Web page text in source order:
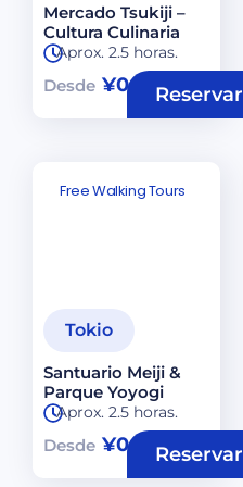
Mercado Tsukiji –
Cultura Culinaria
Aprox. 2.5 horas.
Desde ¥0 Reservar
Free Walking Tours
Tokio
Santuario Meiji &
Parque Yoyogi
Aprox. 2.5 horas.
Desde ¥0 Reservar